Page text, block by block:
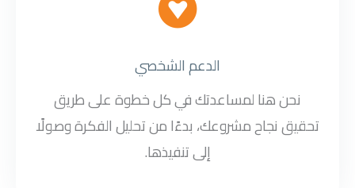
الدعم الشخصي
نحن هنا لمساعدتك في كل خطوة على طريق
تحقيق نجاح مشروعك، بدءًا من تحليل الفكرة وصولًا
إلى تنفيذها.